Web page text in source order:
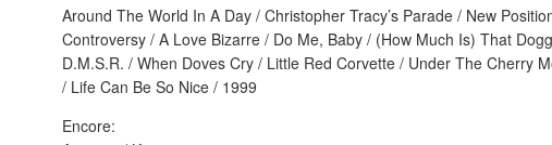
Around The World In A Day / Christopher Tracy’s Parade / New
Controversy / A Love Bizarre / Do Me, Baby / (How Much Is) That
D.M.S.R. / When Doves Cry / Little Red Corvette / Under The Cherry
/ Life Can Be So Nice / 1999
Encore: